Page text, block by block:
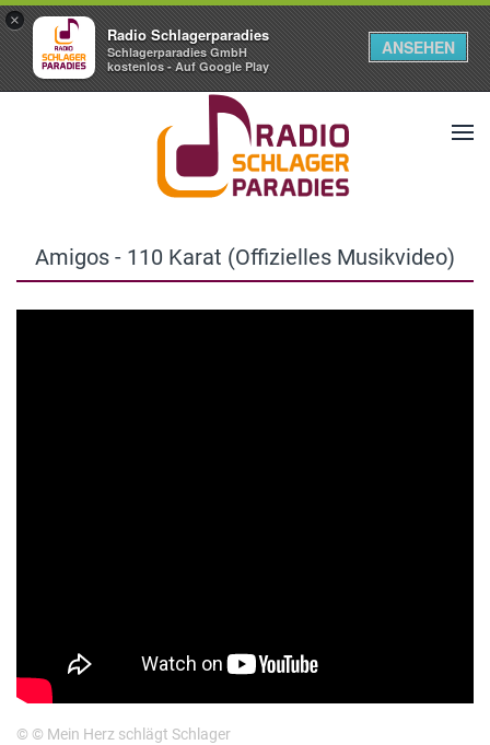
×
Radio Schlagerparadies
Schlagerparadies GmbH
kostenlos - Auf Google Play
ANSEHEN
Amigos - 110 Karat (Offizielles Musikvideo)
© © Mein Herz schlägt Schlager